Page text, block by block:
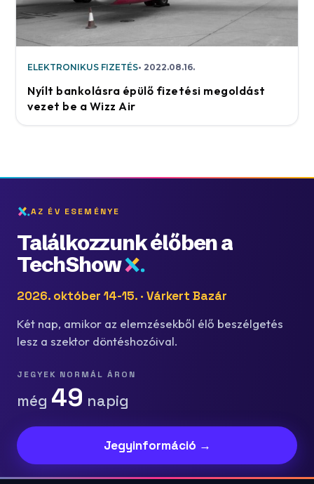
ELEKTRONIKUS FIZETÉS 2022.08.16.
Nyílt bankolásra épülő fizetési megoldást
vezet be a Wizz Air
AZ ÉV ESEMÉNYE
Találkozzunk élőben a
TechShow
2026. október 14-15. · Várkert Bazár
Két nap, amikor az elemzésekből élő beszélgetés
lesz a szektor döntéshozóival.
JEGYEK NORMÁL ÁRON
még 49 napig
Jegyinformáció →